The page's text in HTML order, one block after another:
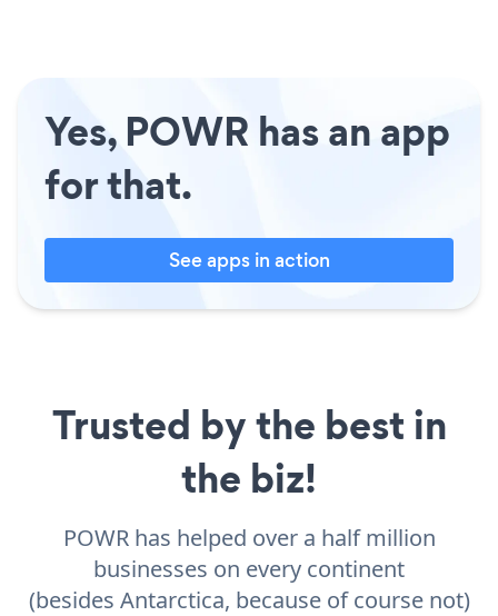
Yes, POWR has an app
for that.
See apps in action
Trusted by the best in
the biz!
POWR has helped over a half million
businesses on every continent
(besides Antarctica, because of course not)